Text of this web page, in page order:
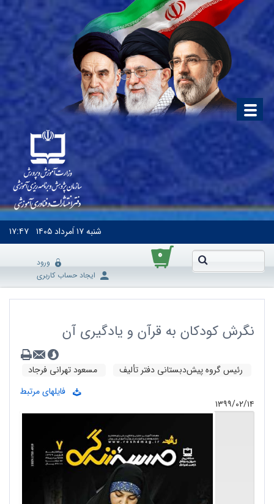
شنبه۱۷ اَمرداد ۱۴۰۵ ۱۷:۴۷
۰
ورود
ایجاد حساب کاربری
نگرش کودکان به قرآن و یادگیری آن
رئیس گروه پیش‌دبستانی دفتر تألیف
مسعود تهرانی فرجاد
فایلهای مرتبط
۱۳۹۹/۰۲/۱۴